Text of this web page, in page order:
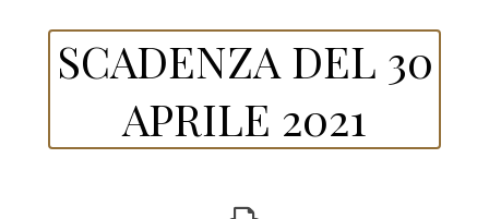
SCADENZA DEL 30
APRILE 2021